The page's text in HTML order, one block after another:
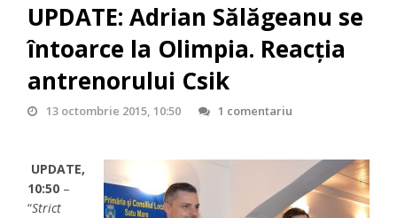
UPDATE: Adrian Sălăgeanu se
întoarce la Olimpia. Reacția
antrenorului Csik
13 octombrie 2015, 10:50 1 comentariu
UPDATE,
10:50 –
“Strict